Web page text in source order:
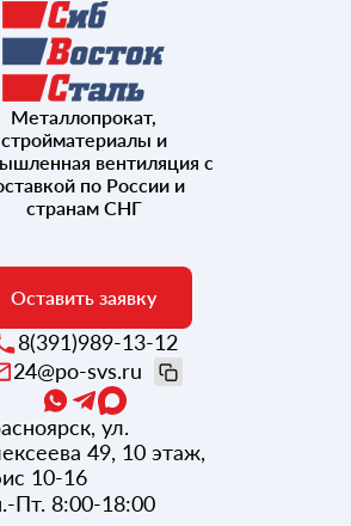
Металлопрокат,
стройматериалы и
вентиляция с
по России и
странам СНГ
Оставить заявку
8(391)989-13-12
24@po-svs.ru
, ул.
49, 10 этаж,
10-16
Пт. 8:00-18:00